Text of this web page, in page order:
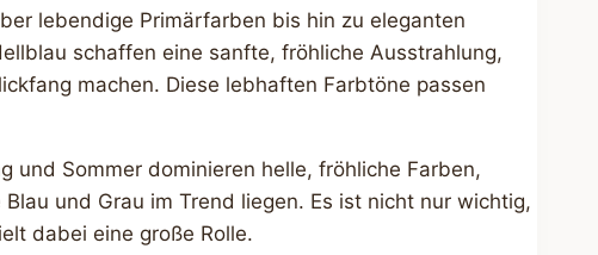
lebendige Primärfarben bis hin zu eleganten
schaffen eine sanfte, fröhliche Ausstrahlung,
machen. Diese lebhaften Farbtöne passen
und Sommer dominieren helle, fröhliche Farben,
und Grau im Trend liegen. Es ist nicht nur wichtig,
dabei eine große Rolle.